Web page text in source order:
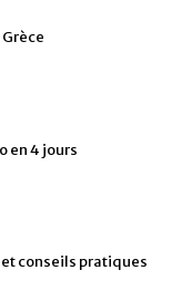
en 4 jours
et conseils pratiques